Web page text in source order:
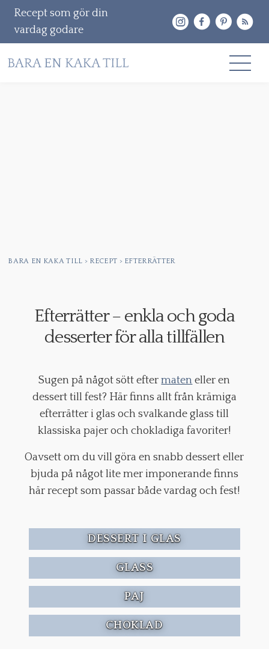
Recept som gör din
vardag godare
BARA EN KAKA TILL > RECEPT > EFTERRÄTTER
Efterrätter – enkla och goda
desserter för alla tillfällen
Sugen på något sött eftermaten eller en
dessert till fest? Här finns allt från krämiga
efterrätter i glas och svalkande glass till
klassiska pajer och chokladiga favoriter!
Oavsett om du vill göra en snabb dessert eller
bjuda på något lite mer imponerande finns
här recept som passar både vardag och fest!
DESSERT I GLAS
GLASS
PAJ
CHOKLAD